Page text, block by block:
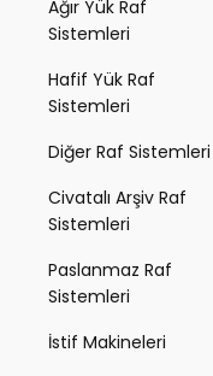
Ağır Yük Raf
Sistemleri
Hafif Yük Raf
Sistemleri
Diğer Raf Sistemleri
Civatalı Arşiv Raf
Sistemleri
Paslanmaz Raf
Sistemleri
İstif Makineleri